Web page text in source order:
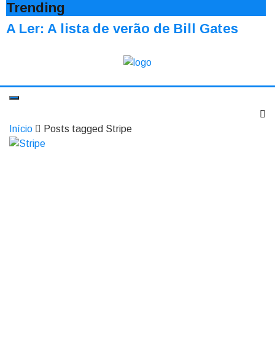
Trending
A Ler: A lista de verão de Bill Gates
Início Posts tagged Stripe